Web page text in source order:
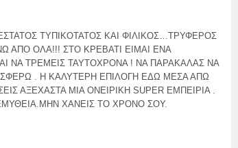
ΤΥΠΙΚΟΤΑΤΟΣ ΚΑΙ ΦΙΛΙΚΟΣ…ΤΡΥΦΕΡΟΣ
ΑΠΟ ΟΛΑ!!! ΣΤΟ ΚΡΕΒΑΤΙ ΕΙΜΑΙ ΕΝΑ
ΝΑ ΤΡΕΜΕΙΣ ΤΑΥΤΟΧΡΟΝΑ ! ΝΑ ΠΑΡΑΚΑΛΑΣ ΝΑ
. Η ΚΑΛΥΤΕΡΗ ΕΠΙΛΟΓΗ ΕΔΩ ΜΕΣΑ ΑΠΩ
ΑΞΕΧΑΣΤΑ ΜΙΑ ΟΝΕΙΡΙΚΗ SUPER ΕΜΠΕΙΡΙΑ .
ΧΑΝΕΙΣ ΤΟ ΧΡΟΝΟ ΣΟΥ.